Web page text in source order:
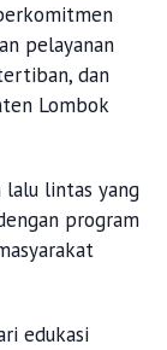
pelayanan
dan
Lombok
lalu lintas yang
program
edukasi